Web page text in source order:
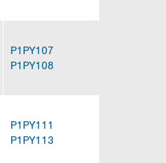
P1PY107
P1PY108
P1PY111
P1PY113